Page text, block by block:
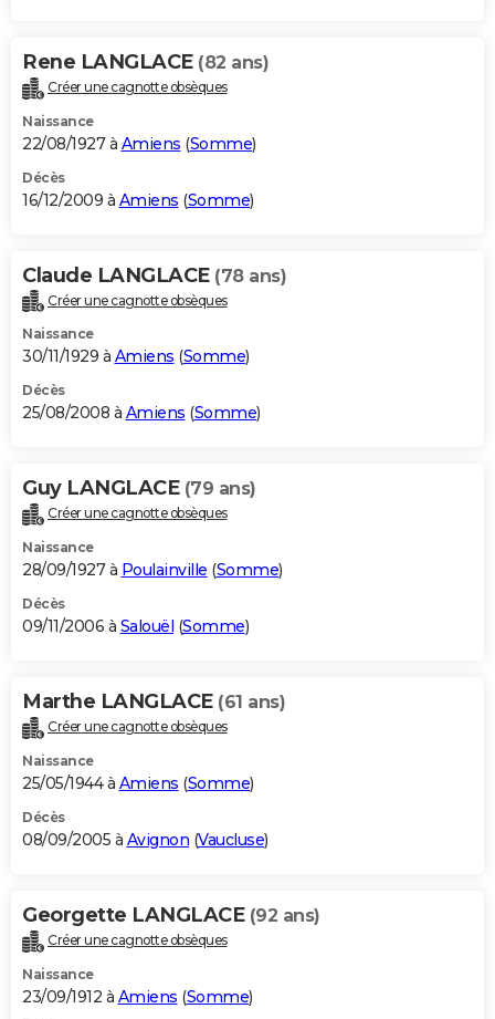
Rene LANGLACE (82 ans)
Créer une cagnotte obsèques
Naissance
22/08/1927 à Amiens (Somme)
Décès
16/12/2009 à Amiens (Somme)
Claude LANGLACE (78 ans)
Créer une cagnotte obsèques
Naissance
30/11/1929 à Amiens (Somme)
Décès
25/08/2008 à Amiens (Somme)
Guy LANGLACE (79 ans)
Créer une cagnotte obsèques
Naissance
28/09/1927 à Poulainville (Somme)
Décès
09/11/2006 à Salouël (Somme)
Marthe LANGLACE (61 ans)
Créer une cagnotte obsèques
Naissance
25/05/1944 à Amiens (Somme)
Décès
08/09/2005 à Avignon (Vaucluse)
Georgette LANGLACE (92 ans)
Créer une cagnotte obsèques
Naissance
23/09/1912 à Amiens (Somme)